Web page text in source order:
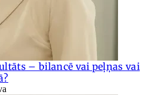
– bilancē vai peļņas vai